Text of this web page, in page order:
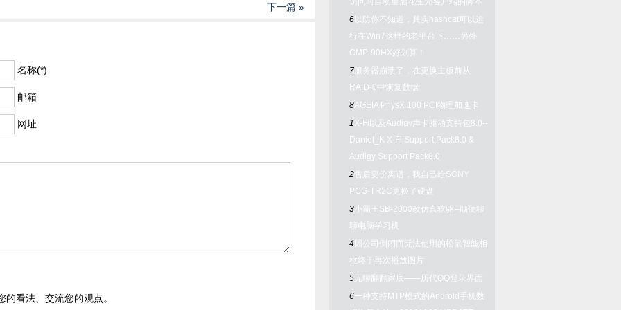
下一篇 »
名称(*)
邮箱
网址
看法、交流您的观点。
6 以防你不知道，其实hashcat可以运
行在Win7这样的老平台下……另外
CMP-90HX好划算！
7 服务器崩溃了，在更换主板前从
RAID-0中恢复数据
8AGEIA PhysX 100 PCI物理加速卡
1X-Fi以及Audigy声卡驱动支持包8.0--
Daniel_K X-Fi Support Pack8.0 &
Audigy Support Pack8.0
2售后要价离谱，我自己给SONY
PCG-TR2C更换了硬盘
3小霸王SB-2000改仿真软驱--顺便聊
聊电脑学习机
4 因公司倒闭而无法使用的松鼠智能相
框终于再次播放图片
5无聊翻翻家底——历代QQ登录界面
6一种支持MTP模式的Android手机数